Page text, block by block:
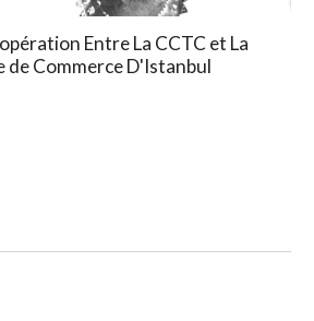
Entre La CCTC et La
de Commerce D'Istanbul